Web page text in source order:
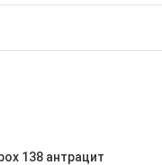
138 антрацит